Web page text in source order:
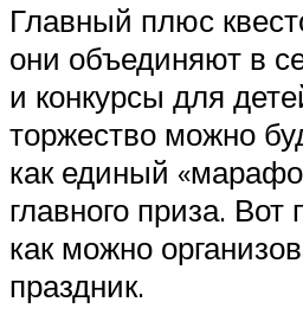
Главный плюс
они объединяют в
и конкурсы для
торжество можно
как единый
главного приза. Вот
как можно
праздник.